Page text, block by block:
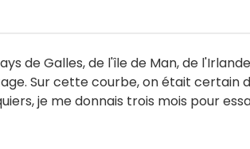
de Galles, de l'île de Man, de
Sur cette courbe, on était certain
je me donnais trois mois pour